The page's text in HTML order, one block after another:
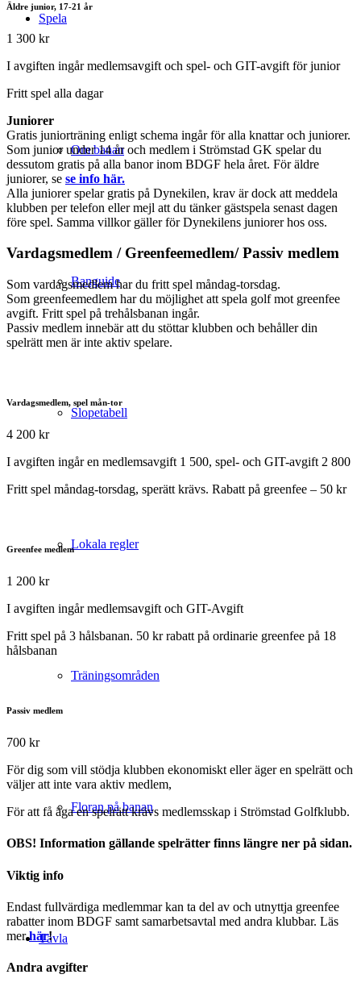
Spela
Om banan
Banguide
Slopetabell
Lokala regler
Träningsområden
Floran på banan
Tävla
Äldre junior, 17-21 år
1 300 kr
I avgiften ingår medlemsavgift och spel- och GIT-avgift för junior
Fritt spel alla dagar
Juniorer
Gratis juniorträning enligt schema ingår för alla knattar och juniorer.
Som junior under 14 år och medlem i Strömstad GK spelar du
dessutom gratis på alla banor inom BDGF hela året. För äldre
juniorer, se se info här.
Alla juniorer spelar gratis på Dynekilen, krav är dock att meddela
klubben per telefon eller mejl att du tänker gästspela senast dagen
före spel. Samma villkor gäller för Dynekilens juniorer hos oss.
Vardagsmedlem / Greenfeemedlem/ Passiv medlem
Som vardagsmedlem har du fritt spel måndag-torsdag.
Som greenfeemedlem har du möjlighet att spela golf mot greenfee
avgift. Fritt spel på trehålsbanan ingår.
Passiv medlem innebär att du stöttar klubben och behåller din
spelrätt men är inte aktiv spelare.
Vardagsmedlem, spel mån-tor
4 200 kr
I avgiften ingår en medlemsavgift 1 500, spel- och GIT-avgift 2 800
Fritt spel måndag-torsdag, sperätt krävs. Rabatt på greenfee – 50 kr
Greenfee medlem
1 200 kr
I avgiften ingår medlemsavgift och GIT-Avgift
Fritt spel på 3 hålsbanan. 50 kr rabatt på ordinarie greenfee på 18
hålsbanan
Passiv medlem
700 kr
För dig som vill stödja klubben ekonomiskt eller äger en spelrätt och
väljer att inte vara aktiv medlem,
För att få äga en spelrätt krävs medlemsskap i Strömstad Golfklubb.
OBS! Information gällande spelrätter finns längre ner på sidan.
Viktig info
Endast fullvärdiga medlemmar kan ta del av och utnyttja greenfee
rabatter inom BDGF samt samarbetsavtal med andra klubbar. Läs
merhär!
Andra avgifter